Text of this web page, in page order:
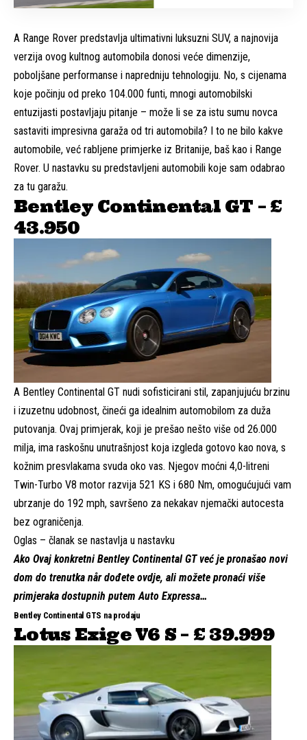
A Range Rover predstavlja ultimativni luksuzni SUV, a najnovija
verzija ovog kultnog automobila donosi veće dimenzije,
poboljšane performanse i napredniju tehnologiju. No, s cijenama
koje počinju od preko 104.000 funti, mnogi automobilski
entuzijasti postavljaju pitanje – može li se za istu sumu novca
sastaviti impresivna garaža od tri automobila? I to ne bilo kakve
automobile, već rabljene primjerke iz Britanije, baš kao i Range
Rover. U nastavku su predstavljeni automobili koje sam odabrao
za tu garažu.
Bentley Continental GT – £
43.950
A Bentley Continental GT nudi sofisticirani stil, zapanjujuću brzinu
i izuzetnu udobnost, čineći ga idealnim automobilom za duža
putovanja. Ovaj primjerak, koji je prešao nešto više od 26.000
milja, ima raskošnu unutrašnjost koja izgleda gotovo kao nova, s
kožnim presvlakama svuda oko vas. Njegov moćni 4,0-litreni
Twin-Turbo V8 motor razvija 521 KS i 680 Nm, omogućujući vam
ubrzanje do 192 mph, savršeno za nekakav njemački autocesta
bez ograničenja.
Oglas – članak se nastavlja u nastavku
Ako Ovaj konkretni Bentley Continental GTveć je pronašao novi
dom do trenutka når dođete ovdje, ali možete pronaći više
primjeraka dostupnih putem Auto Expressa…
Bentley Continental GTS na prodaju
Lotus Exige V6 S – £ 39.999